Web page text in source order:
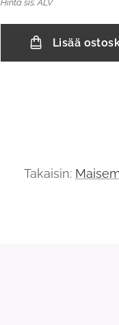
Hinta sis. ALV
Lisää
Takaisin: